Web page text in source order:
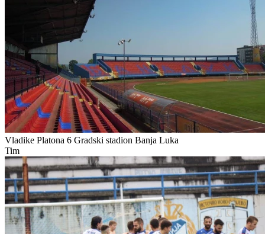
Vladike Platona 6 Gradski stadion Banja Luka
Tim